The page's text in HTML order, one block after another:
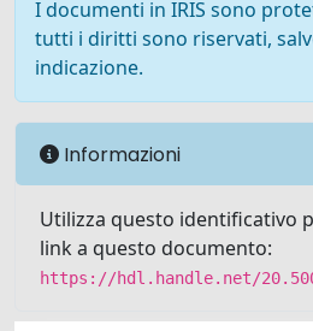
I documenti in IRIS sono
tutti i diritti sono riservati,
indicazione.
Informazioni
Utilizza questo identificativo
link a questo documento:
https://hdl.handle.net/